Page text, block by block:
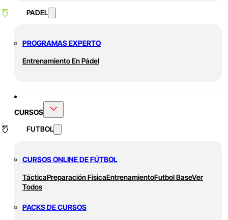
PADEL
PROGRAMAS EXPERTO
Entrenamiento En Pádel
CURSOS
FUTBOL
CURSOS ONLINE DE FÚTBOL
TácticaPreparación FísicaEntrenamientoFutbol BaseVer
Todos
PACKS DE CURSOS